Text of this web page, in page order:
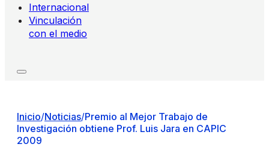
Internacional
Vinculación
con el medio
Inicio/Noticias/Premio al Mejor Trabajo de
Investigación obtiene Prof. Luis Jara en CAPIC
2009